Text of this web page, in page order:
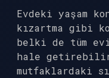
Evdeki yaşam
kızartma gibi
belki de tüm
hale
mutfaklardaki